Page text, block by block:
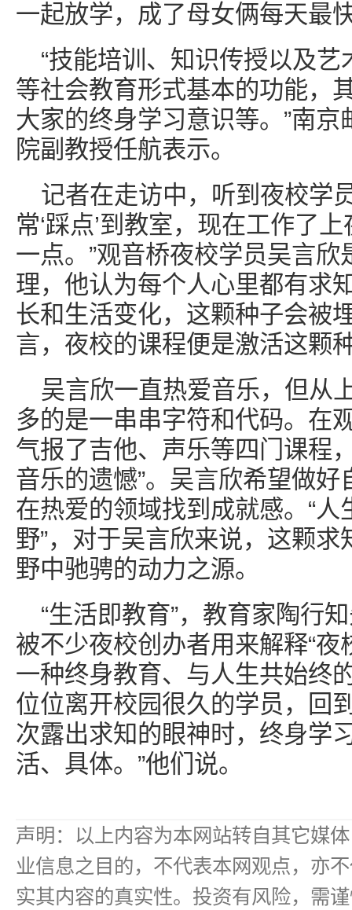
一起放学，成了母女俩每天最
“技能培训、知识传授以及
等社会教育形式基本的功能，
大家的终身学习意识等。”南
院副教授任航表示。
记者在走访中，听到夜校学
常‘踩点’到教室，现在工作了
一点。”观音桥夜校学员吴言
理，他认为每个人心里都有求
长和生活变化，这颗种子会被
言，夜校的课程便是激活这颗
吴言欣一直热爱音乐，但从
多的是一串串字符和代码。在
气报了吉他、声乐等四门课程
音乐的遗憾”。吴言欣希望做
在热爱的领域找到成就感。“
野”，对于吴言欣来说，这颗
野中驰骋的动力之源。
“生活即教育”，教育家陶行
被不少夜校创办者用来解释“
一种终身教育、与人生共始终
位位离开校园很久的学员，回
次露出求知的眼神时，终身学
活、具体。”他们说。
声明：以上内容为本网站转自其它媒
业信息之目的，不代表本网观点，亦
实其内容的真实性。投资有风险，需